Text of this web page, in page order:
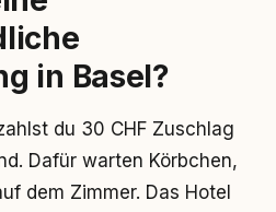
in Basel?
du 30 CHF Zuschlag
Dafür warten Körbchen,
dem Zimmer. Das Hotel